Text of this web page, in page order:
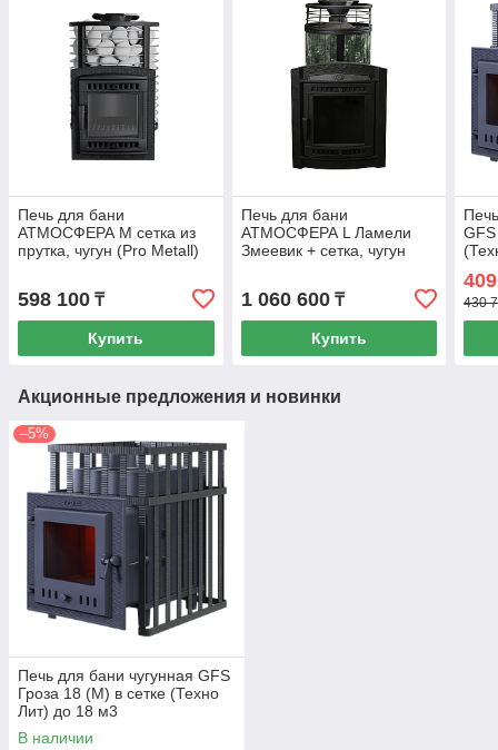
Печь для бани
АТМОСФЕРА М сетка из
прутка, чугун (Pro Metall)
598 100 ₸
Купить
Печь для бани
АТМОСФЕРА L Ламели
Змеевик + сетка, чугун
1 060 600₸
Купить
430
Акционные предложения и новинки
–5%
Печь для бани чугунная GFS
Гроза 18 (М) в сетке (Техно
Лит) до 18 м3
В наличии